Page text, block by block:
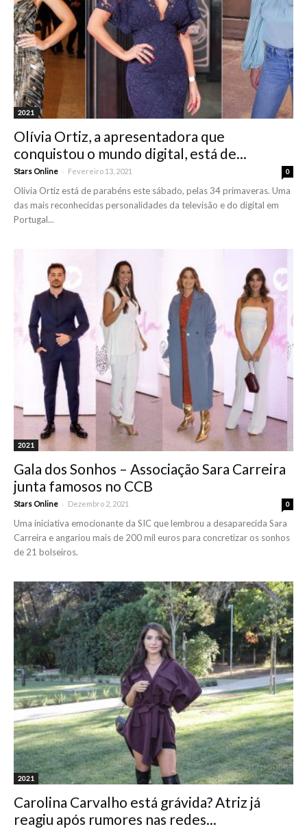
2021
Olívia Ortiz, a apresentadora que
conquistou o mundo digital, está de...
Stars Online - Fevereiro 13, 2021 0
Olívia Ortiz está de parabéns este sábado, pelas 34 primaveras. Uma
das mais reconhecidas personalidades da televisão e do digital em
Portugal...
2021
Gala dos Sonhos – Associação Sara Carreira
junta famosos no CCB
Stars Online - Dezembro 2, 2021 0
Uma iniciativa emocionante da SIC que lembrou a desaparecida Sara
Carreira e angariou mais de 200 mil euros para concretizar os sonhos
de 21 bolseiros.
2021
Carolina Carvalho está grávida? Atriz já
reagiu após rumores nas redes...